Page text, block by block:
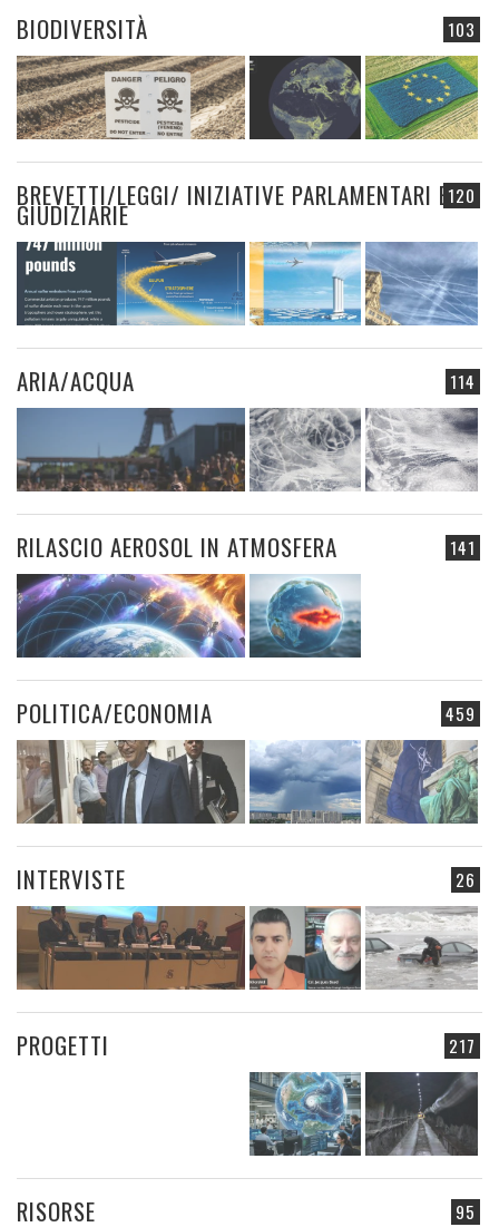
103
BIODIVERSITÀ
120
BREVETTI/LEGGI/ INIZIATIVE PARLAMENTARI E
GIUDIZIARIE
114
ARIA/ACQUA
141
RILASCIO AEROSOL IN ATMOSFERA
459
POLITICA/ECONOMIA
26
INTERVISTE
217
PROGETTI
95
RISORSE